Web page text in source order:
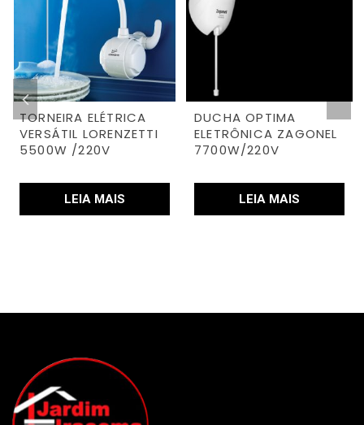
TORNEIRA ELÉTRICA
VERSÁTIL LORENZETTI
5500W /220V
LEIA MAIS
DUCHA OPTIMA
ELETRÔNICA ZAGONEL
7700W/220V
LEIA MAIS